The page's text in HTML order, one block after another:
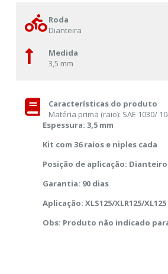
Roda
Dianteira
Medida
3,5 mm
Características do produto
Matéria prima (raio): SAE 1030/
Espessura: 3,5 mm
Kit com 36 raios e niples cada
Posição de aplicação: Dianteiro
Garantia: 90 dias
Aplicação: XLS125/XLR125/
Obs: Produto não indicado